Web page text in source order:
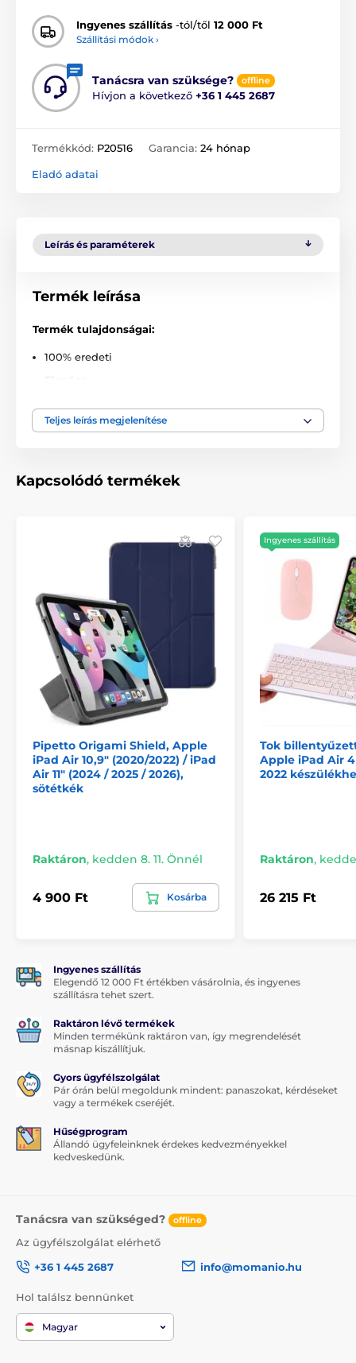
Ingyenes szállítás -tól/től 12 000 Ft
Szállítási módok ›
Tanácsra van szüksége? offline
Hívjon a következő +36 1 445 2687
Termékkód: P20516 Garancia: 24 hónap
Eladó adatai
Leírás és paraméterek
Termék leírása
Termék tulajdonságai:
100% eredeti
Elegáns
Tökéletesen illeszkedő
Könnyű felszerelés és eltávolítás
1x TechProtect SmartCase
A termék a következő kategóriákba sorolt
iPad Air 4 2020 / Air 5 2022 / Air 6 2024
iPad Air 11" 6–8 gen (2024–2026)
Teljes leírás megjelenítése
Kapcsolódó termékek
Pipetto Origami Shield, Apple
iPad Air 10,9" (2020/2022) / iPad
Air 11" (2024 / 2025 / 2026),
sötétkék
Raktáron, kedden 8. 11. Önnél
4 900 Ft Kosárba
Ingyenes szállítás
Tok
Apple iPad Air 4
2022
Raktáron,
26 215 Ft
Ingyenes szállítás
Elegendő 12 000 Ft értékben vásárolnia, és ingyenes
szállításra tehet szert.
Raktáron lévő termékek
Minden termékünk raktáron van, így megrendelését
másnap kiszállítjuk.
Gyors ügyfélszolgálat
Pár órán belül megoldunk mindent: panaszokat, kérdéseket
vagy a termékek cseréjét.
Hűségprogram
Állandó ügyfeleinknek érdekes kedvezményekkel
kedveskedünk.
Tanácsra van szükséged? offline
Az ügyfélszolgálat elérhető
+36 1 445 2687
info@momanio.hu
Hol találsz bennünket
Magyar